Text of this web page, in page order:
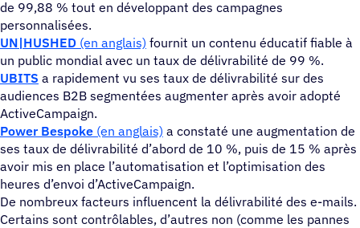
de 99,88 % tout en développant des campagnes
personnalisées.
UN|HUSHED (en anglais) fournit un contenu éducatif fiable à
un public mondial avec un taux de délivrabilité de 99 %.
UBITS a rapidement vu ses taux de délivrabilité sur des
audiences B2B segmentées augmenter après avoir adopté
ActiveCampaign.
Power Bespoke (en anglais) a constaté une augmentation de
ses taux de délivrabilité d’abord de 10 %, puis de 15 % après
avoir mis en place l’automatisation et l’optimisation des
heures d’envoi d’ActiveCampaign.
De nombreux facteurs influencent la délivrabilité des e-mails.
Certains sont contrôlables, d’autres non (comme les pannes